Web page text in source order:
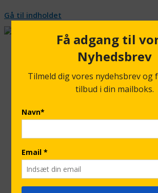
Gå til indholdet
Krøyers Forever Aloe Vera
Aloe Vera Company
Krøyers Velvære Klinik